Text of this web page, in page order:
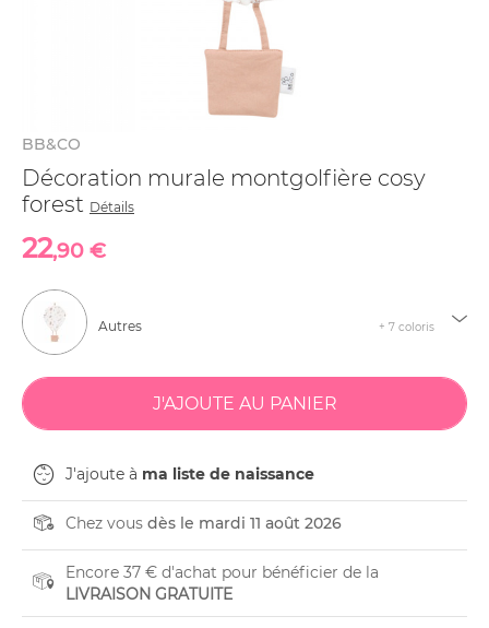
BB&CO
Décoration murale montgolfière cosy
forest Détails
22,90 €
Autres + 7 coloris
J'ajoute à ma liste de naissance
Chez vous dès le mardi 11 août 2026
Encore 37 € d'achat pour bénéficier de la
LIVRAISON GRATUITE